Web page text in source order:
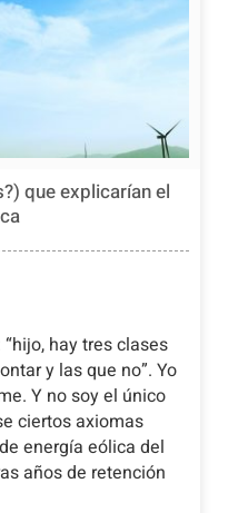
que explicarían el
hay tres clases
y las que no”. Yo
Y no soy el único
ciertos axiomas
energía eólica del
años de retención